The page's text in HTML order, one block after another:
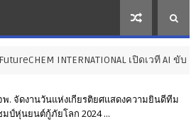
เปิดเวที AI ขับเคลื่อนนวัตก
. จัดงานวันแห่งเกียรติยศแสดงความยินดีทีม
ป์หุ่นยนต์กู้ภัยโลก 2024 ...